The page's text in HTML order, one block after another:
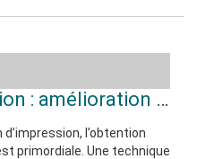
: amélioration de
l’obtention
primordiale. Une technique